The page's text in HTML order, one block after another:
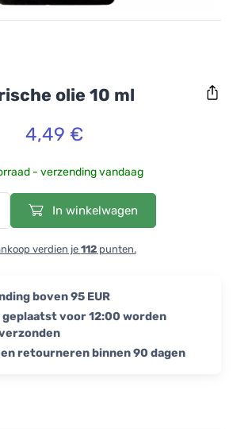
olie 10 ml
4,49 €
- verzending vandaag
In winkelwagen
verdien je112punten.
boven 95 EUR
voor 12:00 worden
retourneren binnen 90 dagen